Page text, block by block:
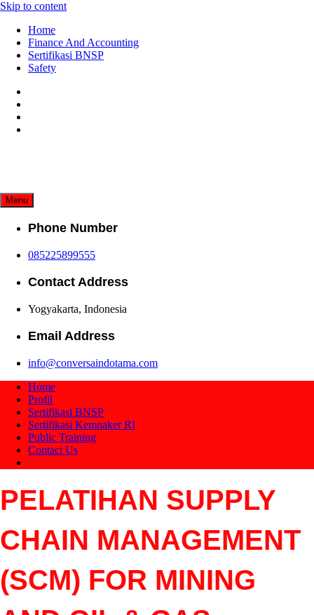
Skip to content
Home
Finance And Accounting
Sertifikasi BNSP
Safety
Menu
Phone Number
085225899555
Contact Address
Yogyakarta, Indonesia
Email Address
info@conversaindotama.com
Home
Profil
Sertifikasi BNSP
Sertifikasi Kemnaker RI
Public Training
Contact Us
PELATIHAN SUPPLY
CHAIN MANAGEMENT
(SCM) FOR MINING